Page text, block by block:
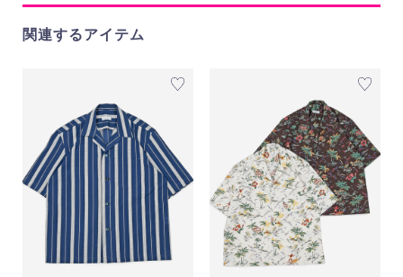
関連するアイテム